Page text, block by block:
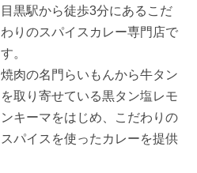
目黒駅から徒歩3分にあるこだ
わりのスパイスカレー専門店で
す。
焼肉の名門らいもんから牛タン
を取り寄せている黒タン塩レモ
ンキーマをはじめ、こだわりの
スパイスを使ったカレーを提供